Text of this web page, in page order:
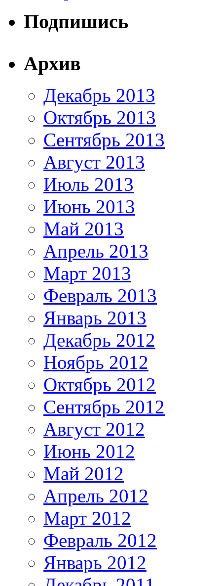
Подпишись
Архив
Декабрь 2013
Октябрь 2013
Сентябрь 2013
Август 2013
Июль 2013
Июнь 2013
Май 2013
Апрель 2013
Март 2013
Февраль 2013
Январь 2013
Декабрь 2012
Ноябрь 2012
Октябрь 2012
Сентябрь 2012
Август 2012
Июнь 2012
Май 2012
Апрель 2012
Март 2012
Февраль 2012
Январь 2012